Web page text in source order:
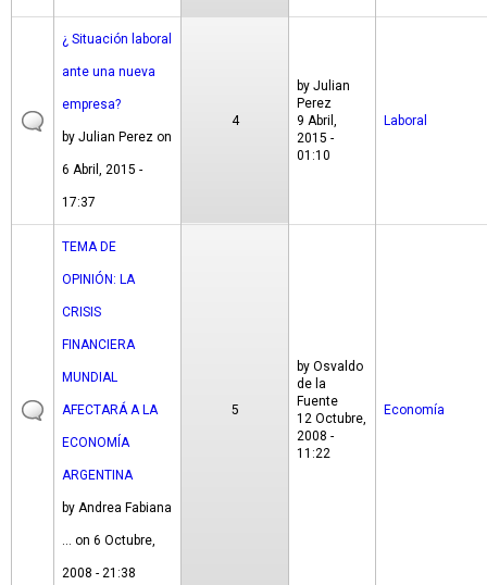
¿ Situación laboral
ante una nueva
empresa?
by Julian Perez on
6 Abril, 2015 -
17:37
4
by Julian
Perez
9 Abril,
2015 -
01:10
Laboral
TEMA DE
OPINIÓN: LA
CRISIS
FINANCIERA
MUNDIAL
AFECTARÁ A LA
ECONOMÍA
ARGENTINA
by Andrea Fabiana
... on 6 Octubre,
2008 - 21:38
5
by Osvaldo
de la
Fuente
12 Octubre,
2008 -
11:22
Economía